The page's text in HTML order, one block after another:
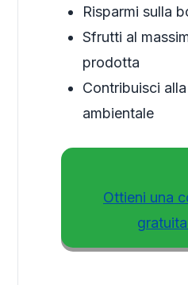
Risparmi sulla
Sfrutti al
prodotta
Contribuisci
ambientale
Ottieni una